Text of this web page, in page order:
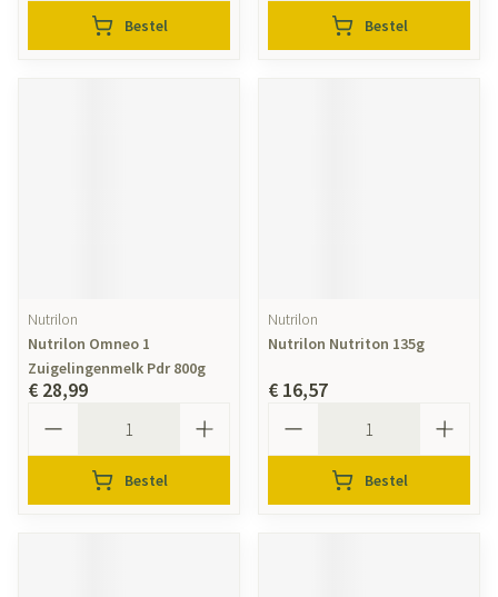
Bestel Bestel
Nutrilon
Nutrilon Omneo 1
Zuigelingenmelk Pdr 800g
€ 28,99
Bestel
Nutrilon
Nutrilon Nutriton 135g
€ 16,57
Bestel